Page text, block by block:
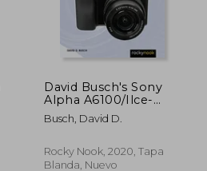
David Busch's Sony
Alpha A6100/Ilce-
6100 Guide to Digital
Photography (en
Busch, David D.
Rocky Nook, 2020, Tapa
Blanda, Nuevo